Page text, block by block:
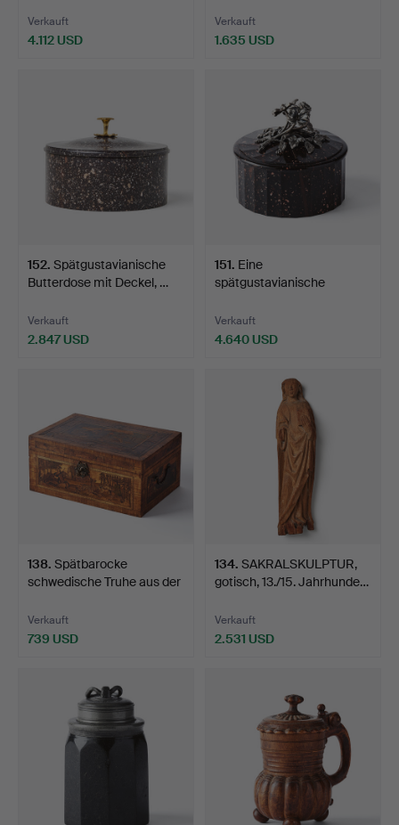
Verkauft
4.112 USD
Verkauft
1.635 USD
152. Spätgustavianische
Butterdose mit Deckel, …
Verkauft
2.847 USD
151. Eine
spätgustavianische
Verkauft
4.640 USD
138. Spätbarocke
schwedische Truhe aus der
Verkauft
739 USD
134. SAKRALSKULPTUR,
gotisch, 13./15. Jahrhunde…
Verkauft
2.531 USD